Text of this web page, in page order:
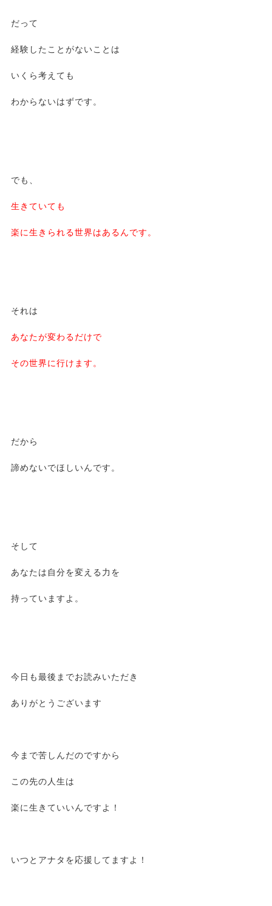
だって
経験したことがないことは
いくら考えても
わからないはずです。
でも、
生きていても
楽に生きられる世界はあるんです。
それは
あなたが変わるだけで
その世界に行けます。
だから
諦めないでほしいんです。
そして
あなたは自分を変える力を
持っていますよ。
今日も最後までお読みいただき
ありがとうございます
今まで苦しんだのですから
この先の人生は
楽に生きていいんですよ！
いつとアナタを応援してますよ！